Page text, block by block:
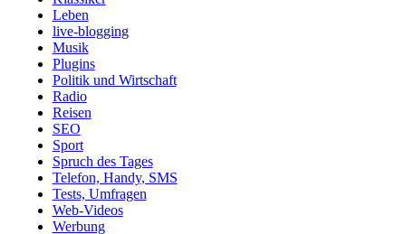
Leben
live-blogging
Musik
Plugins
Politik und Wirtschaft
Radio
Reisen
SEO
Sport
Spruch des Tages
Telefon, Handy, SMS
Tests, Umfragen
Web-Videos
Werbung